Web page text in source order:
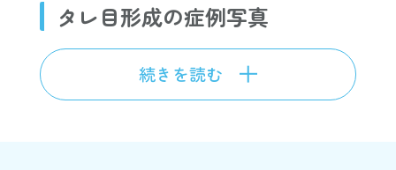
タレ目形成の症例写真
続きを読む